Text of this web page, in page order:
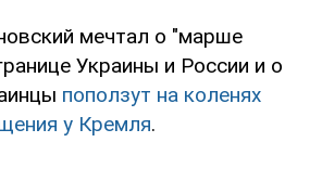
мечтал о "марше
Украины и России и о
поползут на коленях
у Кремля.